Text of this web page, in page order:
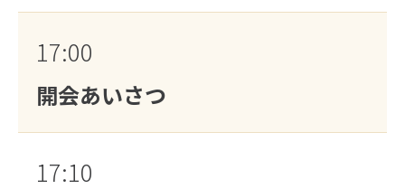
17:00
開会あいさつ
17:10